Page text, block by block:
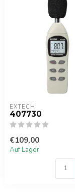
EXTECH
407730
€109,00
Auf Lager